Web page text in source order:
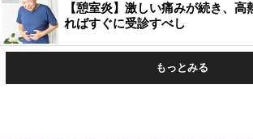
【憩室炎】激しい痛みが続き、
ればすぐに受診すべし
もっとみる